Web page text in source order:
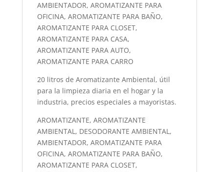
AMBIENTADOR, AROMATIZANTE PARA
OFICINA, AROMATIZANTE PARA BAÑO,
AROMATIZANTE PARA CLOSET,
AROMATIZANTE PARA CASA,
AROMATIZANTE PARA AUTO,
AROMATIZANTE PARA CARRO
20 litros de Aromatizante Ambiental, útil
para la limpieza diaria en el hogar y la
industria, precios especiales a mayoristas.
AROMATIZANTE, AROMATIZANTE
AMBIENTAL, DESODORANTE AMBIENTAL,
AMBIENTADOR, AROMATIZANTE PARA
OFICINA, AROMATIZANTE PARA BAÑO,
AROMATIZANTE PARA CLOSET,